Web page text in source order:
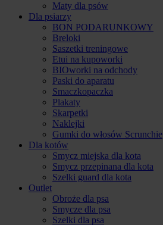
Maty dla psów
Dla psiarzy
BON PODARUNKOWY
Breloki
Saszetki treningowe
Etui na kupoworki
BIOworki na odchody
Paski do aparatu
Smaczkopaczka
Plakaty
Skarpetki
Naklejki
Gumki do włosów Scrunchie
Dla kotów
Smycz miejska dla kota
Smycz przepinana dla kota
Szelki guard dla kota
Outlet
Obroże dla psa
Smycze dla psa
Szelki dla psa